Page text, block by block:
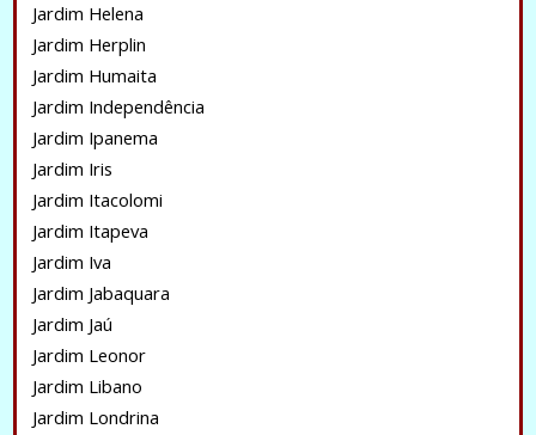
Jardim Helena
Jardim Herplin
Jardim Humaita
Jardim Independência
Jardim Ipanema
Jardim Iris
Jardim Itacolomi
Jardim Itapeva
Jardim Iva
Jardim Jabaquara
Jardim Jaú
Jardim Leonor
Jardim Libano
Jardim Londrina